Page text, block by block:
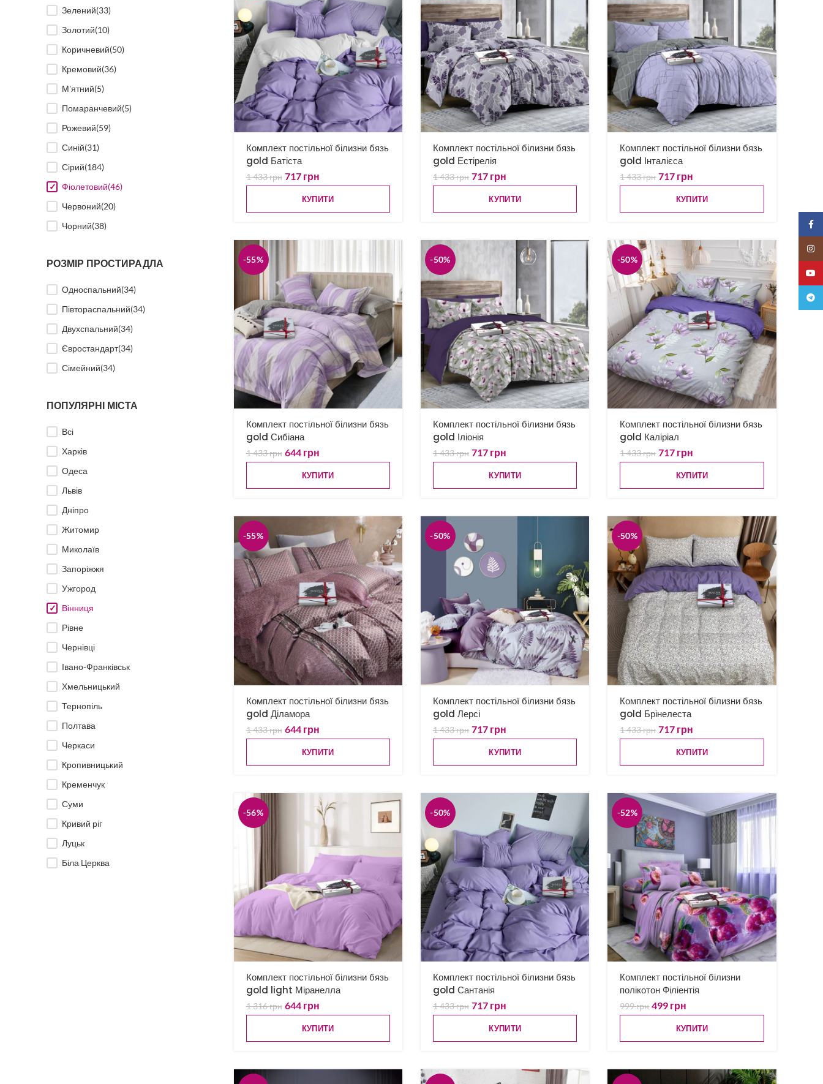
Зелений(33)
Золотий(10)
Коричневий(50)
Кремовий(36)
М'ятний(5)
Помаранчевий(5)
Рожевий(59)
Синій(31)
Сірий(184)
Фіолетовий(46)
Червоний(20)
Чорний(38)
РОЗМІР ПРОСТИРАДЛА
Односпальний(34)
Півтораспальний(34)
Двухспальний(34)
Євростандарт(34)
Сімейний(34)
ПОПУЛЯРНІ МІСТА
Всі
Харків
Одеса
Львів
Дніпро
Житомир
Миколаїв
Запоріжжя
Ужгород
Вінниця
Рівне
Чернівці
Івано-Франківськ
Хмельницький
Тернопіль
Полтава
Черкаси
Кропивницький
Кременчук
Суми
Кривий ріг
Луцьк
Біла Церква
Комплект постільної білизни бязь
gold Батіста
1 433грн 717 грн
КУПИТИ
Комплект постільної білизни бязь
gold Естірелія
1 433грн 717 грн
КУПИТИ
Комплект постільної білизни бязь
gold Інталієса
1 433грн 717 грн
КУПИТИ
-55%
Комплект постільної білизни бязь
gold Сибіана
1 433грн 644 грн
КУПИТИ
-50%
Комплект постільної білизни бязь
gold Іліонія
1 433грн 717 грн
КУПИТИ
-50%
Комплект постільної білизни бязь
gold Каліріал
1 433грн 717 грн
КУПИТИ
-55%
Комплект постільної білизни бязь
gold Діламора
1 433грн 644 грн
КУПИТИ
-50%
Комплект постільної білизни бязь
gold Лерсі
1 433грн 717 грн
КУПИТИ
-50%
Комплект постільної білизни бязь
gold Брінелеста
1 433грн 717 грн
КУПИТИ
-56%
Комплект постільної білизни бязь
gold light Міранелла
1 316грн 644 грн
КУПИТИ
-50%
Комплект постільної білизни бязь
gold Сантанія
1 433грн 717 грн
КУПИТИ
-52%
Комплект постільної білизни
полікотон Філіентія
999грн 499 грн
КУПИТИ